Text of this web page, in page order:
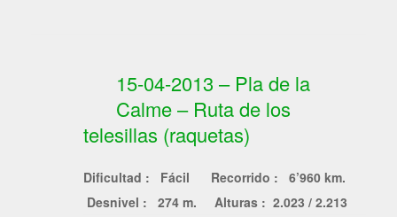
15-04-2013 – Pla de la
Calme – Ruta de los
telesillas (raquetas)
Dificultad : Fácil
Recorrido : 6’960 km.
Desnivel : 274 m.
Alturas : 2.023 / 2.213